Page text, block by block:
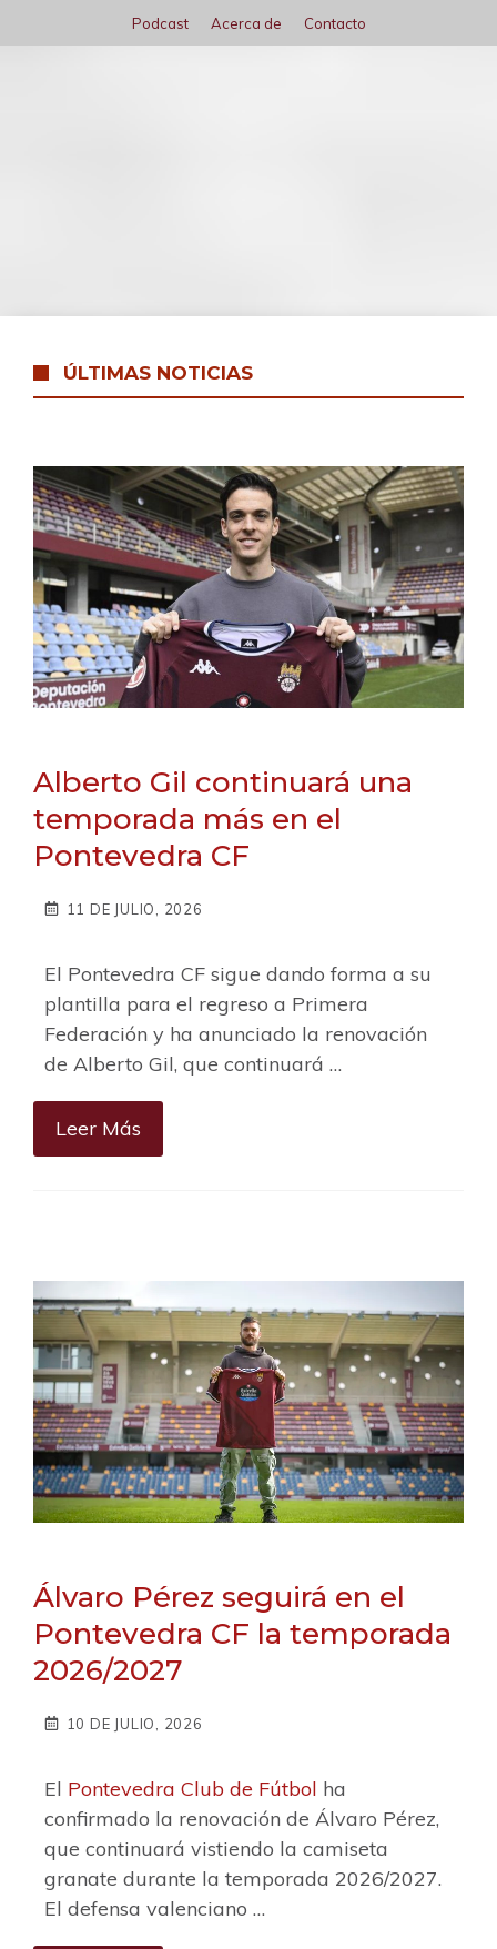
Podcast Acerca de Contacto
ÚLTIMAS NOTICIAS
Alberto Gil continuará una
temporada más en el
Pontevedra CF
11 DE JULIO, 2026
El Pontevedra CF sigue dando forma a su
plantilla para el regreso a Primera
Federación y ha anunciado la renovación
de Alberto Gil, que continuará …
Leer Más
Álvaro Pérez seguirá en el
Pontevedra CF la temporada
2026/2027
10 DE JULIO, 2026
El Pontevedra Club de Fútbol ha
confirmado la renovación de Álvaro Pérez,
que continuará vistiendo la camiseta
granate durante la temporada 2026/2027.
El defensa valenciano …